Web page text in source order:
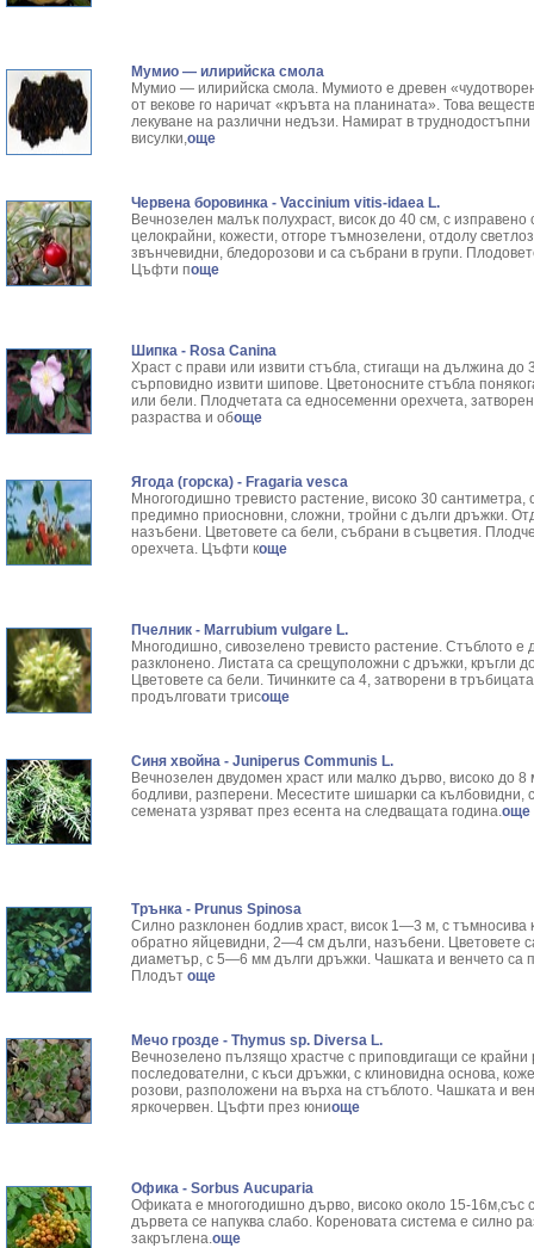
Мумио — илирийска смола
Мумио — илирийска смола. Мумиото е древен
от векове го наричат «кръвта на планината». Това
лекуване на различни недъзи. Намират в
висулки,още
Червена боровинка - Vaccinium vitis-idaea L.
Вечнозелен малък полухраст, висок до 40 см, с
целокрайни, кожести, отгоре тъмнозелени, отдолу
звънчевидни, бледорозови и са събрани в групи.
Цъфти поще
Шипка - Rosa Canina
Храст с прави или извити стъбла, стигащи на дължина до
сърповидно извити шипове. Цветоносните стъбла
или бели. Плодчетата са едносеменни орехчета,
разраства и обоще
Ягода (горска) - Fragaria vesca
Многогодишно тревисто растение, високо 30
предимно приосновни, сложни, тройни с дълги дръжки.
назъбени. Цветовете са бели, събрани в съцветия.
орехчета. Цъфти коще
Пчелник - Marrubium vulgare L.
Многодишно, сивозелено тревисто растение. Стъблото е
разклонено. Листата са срещуположни с дръжки, кръгли
Цветовете са бели. Тичинките са 4, затворени в
продълговати трисоще
Синя хвойна - Juniperus Communis L.
Вечнозелен двудомен храст или малко дърво, високо до
бодливи, разперени. Месестите шишарки са
семената узряват през есента на следващата година.още
Трънка - Prunus Spinosa
Силно разклонен бодлив храст, висок 1—3 м, с тъмносива
обратно яйцевидни, 2—4 см дълги, назъбени. Цветовете
диаметър, с 5—6 мм дълги дръжки. Чашката и венчето са
Плодът още
Мечо грозде - Thymus sp. Diversa L.
Вечнозелено пълзящо храстче с приповдигащи се крайни
последователни, с къси дръжки, с клиновидна основа,
розови, разположени на върха на стъблото. Чашката и
яркочервен. Цъфти през юниоще
Офика - Sorbus Aucuparia
Офиката е многогодишно дърво, високо около 15-16м,със
дървета се напуква слабо. Кореновата система е силно
закръглена.още